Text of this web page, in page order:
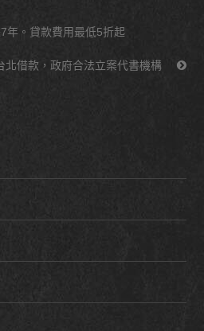
年。貸款費用最低5折起
北借款，政府合法立案代書機構